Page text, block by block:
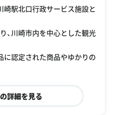
崎駅北口行政サービス施設と
、川崎市内を中心とした観光
に認定された商品やゆかりの
詳細を見る